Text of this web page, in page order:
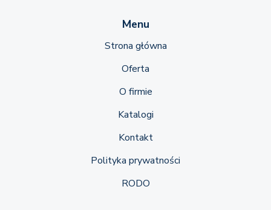
Menu
Strona główna
Oferta
O firmie
Katalogi
Kontakt
Polityka prywatności
RODO